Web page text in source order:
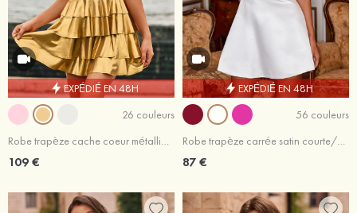
EXPÉDIÉ EN 48H
26 couleurs
Robe trapèze cache coeur métallique courte/mini robe de fête de la rentrée
109 €
EXPÉDIÉ EN 48H
56 couleurs
Robe trapèze carrée satin courte/mini robe de fête de la rentrée
87 €